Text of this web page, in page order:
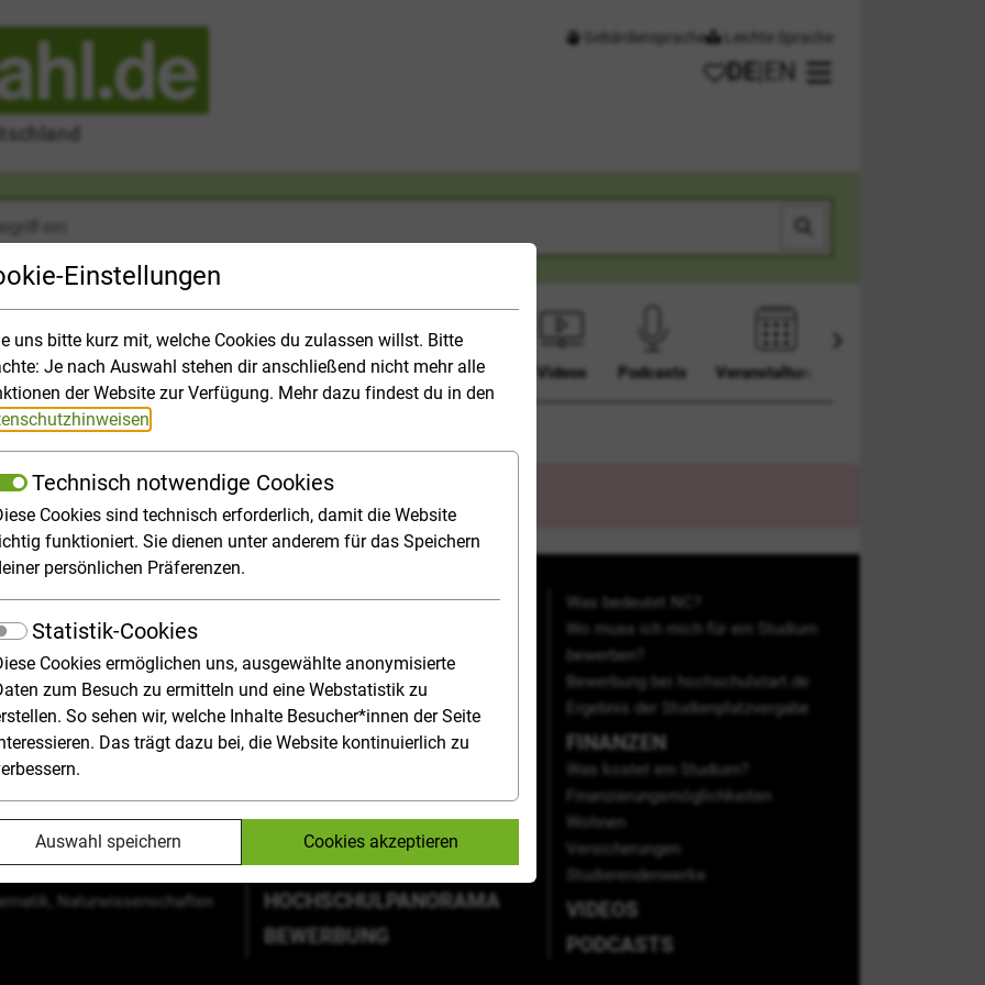
Einstellungen
uns bitte kurz mit, welche Cookies du zulassen willst. Bitte
Je nach Auswahl stehen dir anschließend nicht mehr alle
der Website zur Verfügung. Mehr dazu findest du in den
Technisch notwendige Cookies
Cookies sind technisch erforderlich, damit die Website
funktioniert. Sie dienen unter anderem für das Speichern
persönlichen Präferenzen.
Statistik-Cookies
Cookies ermöglichen uns, ausgewählte anonymisierte
zum Besuch zu ermitteln und eine Webstatistik zu
So sehen wir, welche Inhalte Besucher*innen der Seite
Das trägt dazu bei, die Website kontinuierlich zu
Auswahl speichern Cookies akzeptieren
Gebärdensprache Leichte Sprache
Meine Favoriten
DE EN
Hochschulpanorama Bewerbung Finanzen Top-Themen Videos Podcasts Veranstaltungen
gefunden werden.
im Überblick
und -
Studienformen
im Ausland
für den Studienstart
ABC
, Forst- und
Naturwissenschaften
Medizin,
Psychologie, Sport
Wirtschaftswissenschaften
Rechts- und Sozialwissenschaften
Erziehungs-,
Lehrämter
Öffentliche Verwaltung
HOCHSCHULPANORAMA
BEWERBUNG
Was bedeutet NC?
Wo muss ich mich für ein Studium
bewerben?
Bewerbung bei hochschulstart.de
Ergebnis der Studienplatzvergabe
FINANZEN
Was kostet ein Studium?
Finanzierungsmöglichkeiten
Wohnen
Versicherungen
Studierendenwerke
VIDEOS
PODCASTS